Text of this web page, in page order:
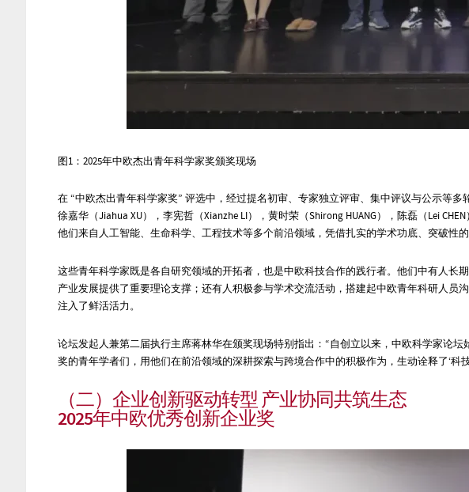
图 1 ：2025年中欧杰出青年科学家奖颁奖现场
在 “中欧杰出青年科学家奖” 评选中，经过提名初审、专家独立评审、集中评议与公示等多
徐嘉华（Jiahua XU），李宪哲（Xianzhe LI），黄时荣（Shirong HUANG），陈磊（ Lei CHEN
他们来自人工智能、生命科学、工程技术等多个前沿领域，凭借扎实的学术功底、突破性
这些青年科学家既是各自研究领域的开拓者，也是中欧科技合作的践行者。他们中有人
产业发展提供了重要理论支撑；还有人积极参与学术交流活动，搭建起中欧青年科研人
注入了鲜活活力。
论坛发起人兼第二届执行主席蒋林华在颁奖现场特别指出：“自创立以来，中欧科学家论
奖的青年学者们，用他们在前沿领域的深耕探索与跨境合作中的积极作为，生动诠释了‘
（二） 企业创新驱动转型 产业协同共筑生态
2025年中欧优秀创新企业奖